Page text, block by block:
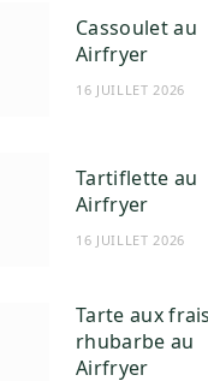
Cassoulet au
Airfryer
16 JUILLET 2026
Tartiflette au
Airfryer
16 JUILLET 2026
Tarte aux
rhubarbe au
Airfryer